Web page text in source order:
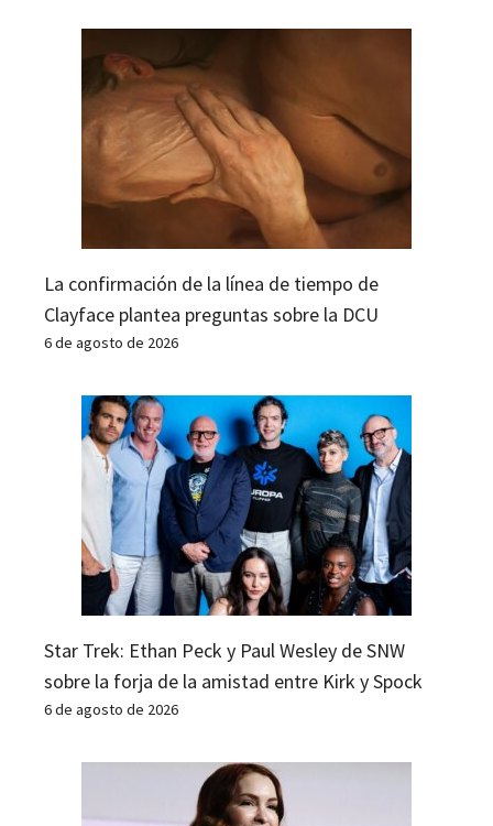
La confirmación de la línea de tiempo de
Clayface plantea preguntas sobre la DCU
6 de agosto de 2026
Star Trek: Ethan Peck y Paul Wesley de SNW
sobre la forja de la amistad entre Kirk y Spock
6 de agosto de 2026